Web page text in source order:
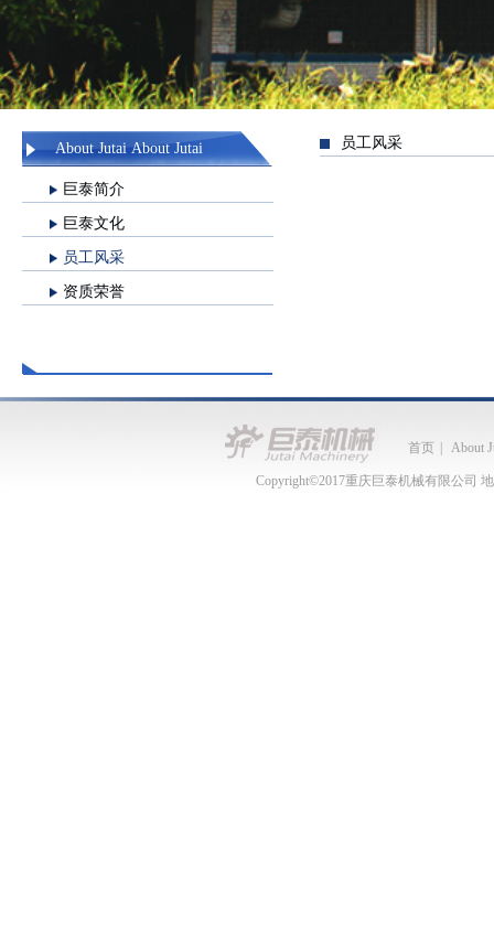
About Jutai About Jutai
巨泰简介
巨泰文化
员工风采
资质荣誉
员工风采
首页 About
Copyright©2017重庆巨泰机械有限公司